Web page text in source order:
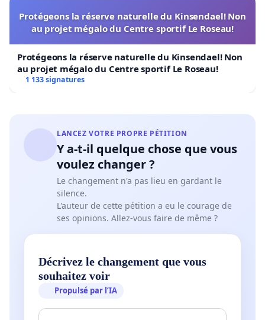
Protégeons la réserve naturelle du Kinsendael! Non
au projet mégalo du Centre sportif Le Roseau!
Protégeons la réserve naturelle du Kinsendael! Non
au projet mégalo du Centre sportif Le Roseau!
1 133 signatures
LANCEZ VOTRE PROPRE PÉTITION
Y a-t-il quelque chose que vous
voulez changer ?
Le changement n'a pas lieu en gardant le
silence.
L'auteur de cette pétition a eu le courage de
ses opinions. Allez-vous faire de même ?
Décrivez le changement que vous
souhaitez voir
Propulsé par l’IA